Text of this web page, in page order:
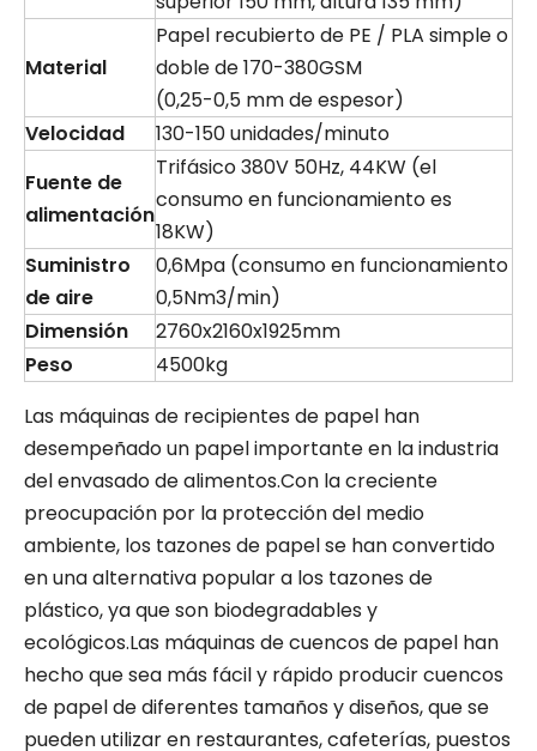
Material
Papel recubierto de PE / PLA simple o
doble de 170-380GSM
(0,25-0,5 mm de espesor)
Velocidad
130-150 unidades/minuto
Fuente de
alimentación
Trifásico 380V 50Hz, 44KW (el
consumo en funcionamiento es
18KW)
Suministro
de aire
0,6Mpa (consumo en funcionamiento
0,5Nm3/min)
Dimensión
2760x2160x1925mm
Peso
4500kg
Las máquinas de recipientes de papel han
desempeñado un papel importante en la industria
del envasado de alimentos.Con la creciente
preocupación por la protección del medio
ambiente, los tazones de papel se han convertido
en una alternativa popular a los tazones de
plástico, ya que son biodegradables y
ecológicos.Las máquinas de cuencos de papel han
hecho que sea más fácil y rápido producir cuencos
de papel de diferentes tamaños y diseños, que se
pueden utilizar en restaurantes, cafeterías, puestos